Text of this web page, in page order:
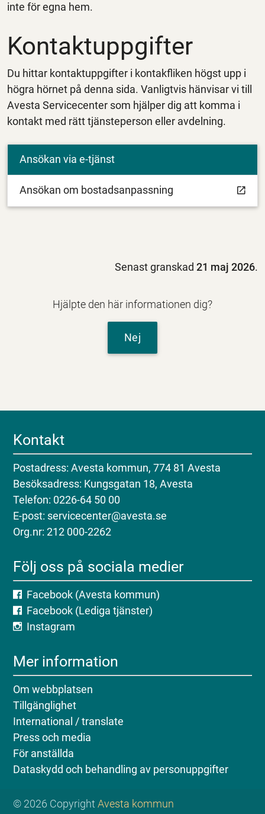
inte för egna hem.
Kontaktuppgifter
Du hittar kontaktuppgifter i kontakfliken högst upp i
högra hörnet på denna sida. Vanligtvis hänvisar vi till
Avesta Servicecenter som hjälper dig att komma i
kontakt med rätt tjänsteperson eller avdelning.
Ansökan via e-tjänst
Ansökan om bostadsanpassning
Senast granskad21 maj 2026.
Hjälpte den här informationen dig?
Nej
Kontakt
Postadress: Avesta kommun, 774 81 Avesta
Besöksadress: Kungsgatan 18, Avesta
Telefon: 0226-64 50 00
E-post: servicecenter@avesta.se
Org.nr: 212 000-2262
Följ oss på sociala medier
Facebook (Avesta kommun)
Facebook (Lediga tjänster)
Instagram
Mer information
Om webbplatsen
Tillgänglighet
International / translate
Press och media
För anställda
Dataskydd och behandling av personuppgifter
© 2026 CopyrightAvesta kommun